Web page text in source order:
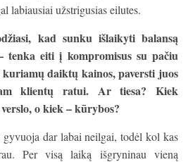
labiausiai užstrigusias eilutes.
žiasi, kad sunku išlaikyti balansą
tenka eitiį kompromisus su pačiu
kuriamųdaiktų kainos, paversti juos
klientų ratui. Ar tiesa? Kiek
o kiek – kūrybos?
dar labai neilgai, todėl kol kas
Per visą laiką išgryninau vieną